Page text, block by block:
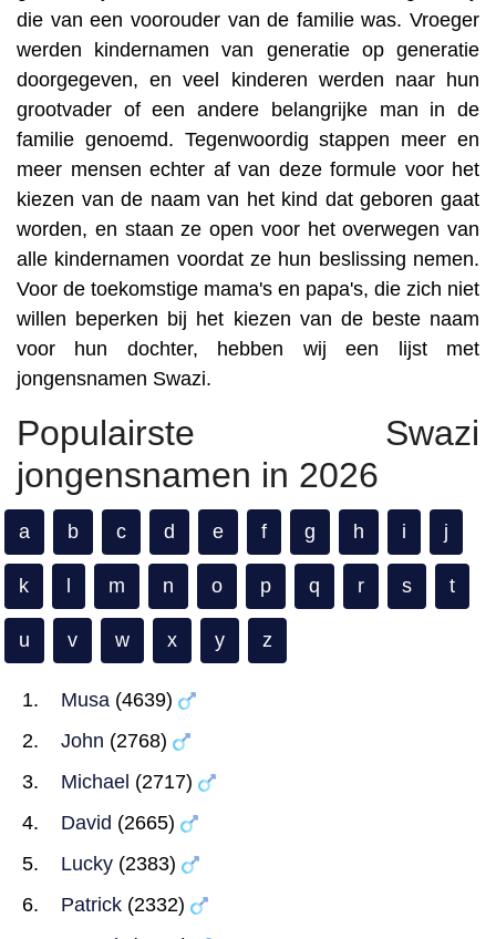
die van een voorouder van de familie was. Vroeger
werden kindernamen van generatie op generatie
doorgegeven, en veel kinderen werden naar hun
grootvader of een andere belangrijke man in de
familie genoemd. Tegenwoordig stappen meer en
meer mensen echter af van deze formule voor het
kiezen van de naam van het kind dat geboren gaat
worden, en staan ze open voor het overwegen van
alle kindernamen voordat ze hun beslissing nemen.
Voor de toekomstige mama's en papa's, die zich niet
willen beperken bij het kiezen van de beste naam
voor hun dochter, hebben wij een lijst met
jongensnamen Swazi.
Populairste Swazi
jongensnamen in 2026
a b c d e f g h i j
k m n o p q r s t
u v w x y z
Musa (4639)
John (2768)
Michael (2717)
David (2665)
Lucky (2383)
Patrick (2332)